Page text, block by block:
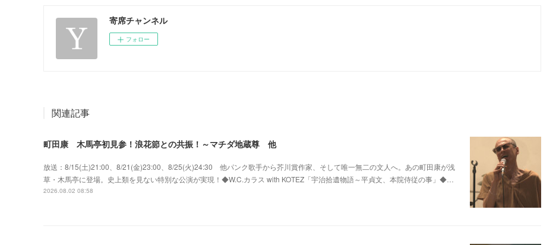
寄席チャンネル
フォロー
関連記事
町田康 木馬亭初見参！浪花節との共振！～マチダ地蔵尊 他
放送：8/15(土)21:00、8/21(金)23:00、8/25(火)24:30 他パンク歌手から芥川賞作家、そして唯一無二の文人へ。あの町田康が浅
草・木馬亭に登場。史上類を見ない特別な公演が実現！◆W.C.カラス with KOTEZ「宇治拾遺物語～平貞文、本院侍従の事」◆…
2026.08.02 08:58